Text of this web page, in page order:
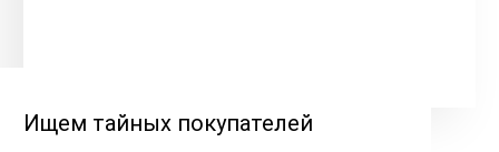
Ищем тайных покупателей